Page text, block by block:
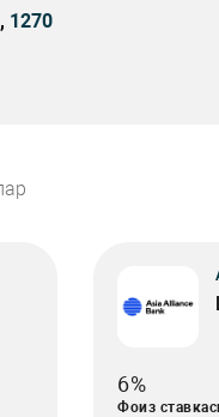
, 1270
6%
Фоиз